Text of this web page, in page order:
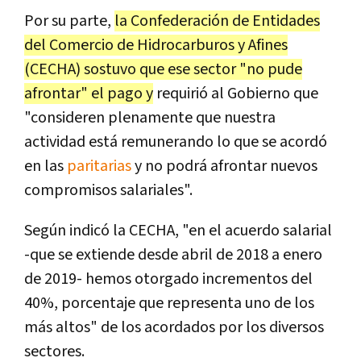
Por su parte, la Confederación de Entidades
del Comercio de Hidrocarburos y Afines
(CECHA) sostuvo que ese sector "no pude
afrontar" el pago y requirió al Gobierno que
"consideren plenamente que nuestra
actividad está remunerando lo que se acordó
en las paritariasy no podrá afrontar nuevos
compromisos salariales".
Según indicó la CECHA, "en el acuerdo salarial
-que se extiende desde abril de 2018 a enero
de 2019- hemos otorgado incrementos del
40%, porcentaje que representa uno de los
más altos" de los acordados por los diversos
sectores.